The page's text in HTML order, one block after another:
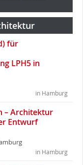
für
LPH5 in
in Hamburg
– Architektur
Entwurf
in Hamburg